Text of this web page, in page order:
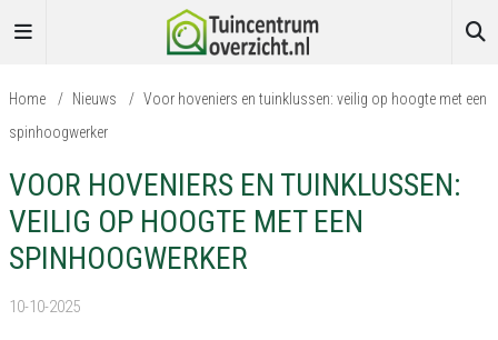
Home / Nieuws / Voor hoveniers en tuinklussen: veilig op hoogte met een
spinhoogwerker
VOOR HOVENIERS EN TUINKLUSSEN:
VEILIG OP HOOGTE MET EEN
SPINHOOGWERKER
10-10-2025